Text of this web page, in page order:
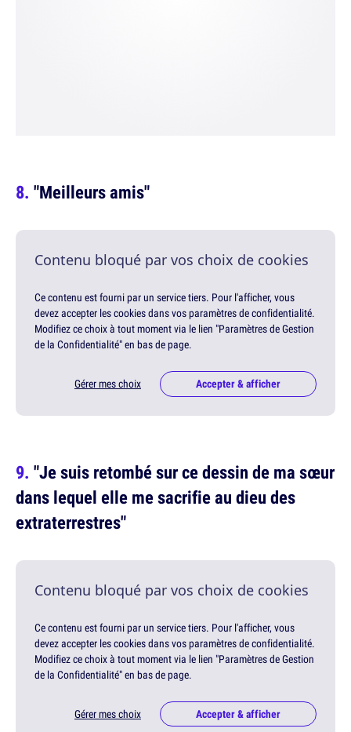
"Meilleurs amis"
Contenu bloqué par vos choix de cookies
Ce contenu est fourni par un service tiers. Pour l'afficher, vous
devez accepter les cookies dans vos paramètres de confidentialité.
Modifiez ce choix à tout moment via le lien "Paramètres de Gestion
de la Confidentialité" en bas de page.
Gérer mes choix Accepter & afficher
"Je suis retombé sur ce dessin de ma sœur
dans lequel elle me sacrifie au dieu des
extraterrestres"
Contenu bloqué par vos choix de cookies
Ce contenu est fourni par un service tiers. Pour l'afficher, vous
devez accepter les cookies dans vos paramètres de confidentialité.
Modifiez ce choix à tout moment via le lien "Paramètres de Gestion
de la Confidentialité" en bas de page.
Gérer mes choix Accepter & afficher